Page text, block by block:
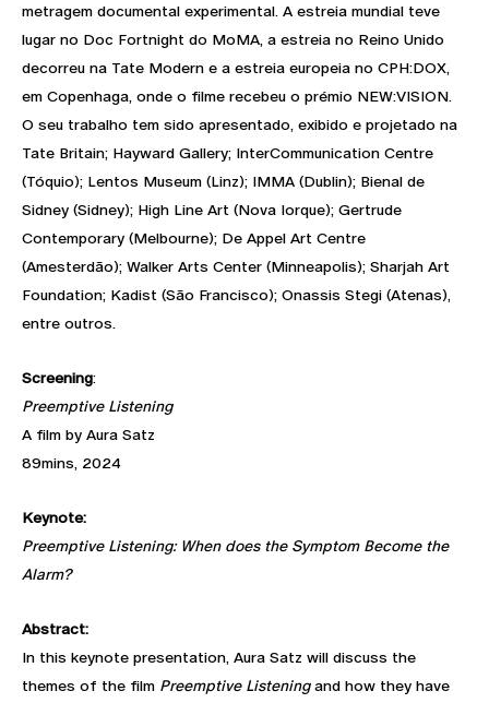
metragem documental experimental. A estreia mundial teve
lugar no Doc Fortnight do MoMA, a estreia no Reino Unido
decorreu na Tate Modern e a estreia europeia no CPH:DOX,
em Copenhaga, onde o filme recebeu o prémio NEW:VISION.
O seu trabalho tem sido apresentado, exibido e projetado na
Tate Britain; Hayward Gallery; InterCommunication Centre
(Tóquio); Lentos Museum (Linz); IMMA (Dublin); Bienal de
Sidney (Sidney); High Line Art (Nova Iorque); Gertrude
Contemporary (Melbourne); De Appel Art Centre
(Amesterdão); Walker Arts Center (Minneapolis); Sharjah Art
Foundation; Kadist (São Francisco); Onassis Stegi (Atenas),
entre outros.
Screening:
Preemptive Listening
A film by Aura Satz
89mins, 2024
Keynote:
Preemptive Listening: When does the Symptom Become the
Alarm?
Abstract:
In this keynote presentation, Aura Satz will discuss the
themes of the film Preemptive Listeningand how they have